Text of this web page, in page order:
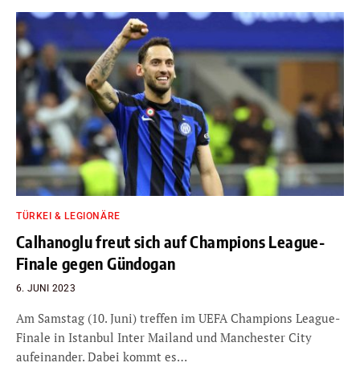
TÜRKEI & LEGIONÄRE
Calhanoglu freut sich auf Champions League-
Finale gegen Gündogan
6. JUNI 2023
Am Samstag (10. Juni) treffen im UEFA Champions League-
Finale in Istanbul Inter Mailand und Manchester City
aufeinander. Dabei kommt es…